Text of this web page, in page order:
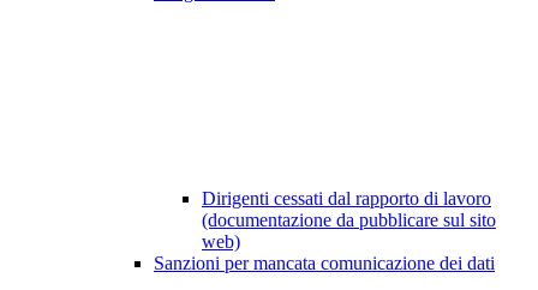
Dirigenti cessati dal rapporto di lavoro
(documentazione da pubblicare sul sito
web)
Sanzioni per mancata comunicazione dei dati